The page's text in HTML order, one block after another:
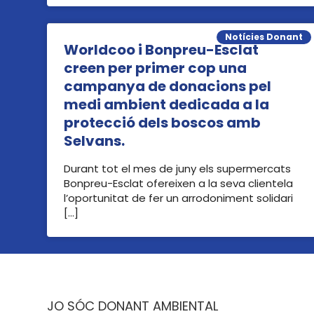
Worldcoo i Bonpreu-Esclat
creen per primer cop una
campanya de donacions pel
medi ambient dedicada a la
protecció dels boscos amb
Selvans.
Notícies Donant
Durant tot el mes de juny els supermercats
Bonpreu-Esclat ofereixen a la seva clientela
l’oportunitat de fer un arrodoniment solidari
[…]
JO SÓC DONANT AMBIENTAL